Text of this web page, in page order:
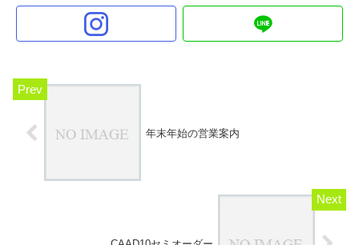
年末年始の営業案内